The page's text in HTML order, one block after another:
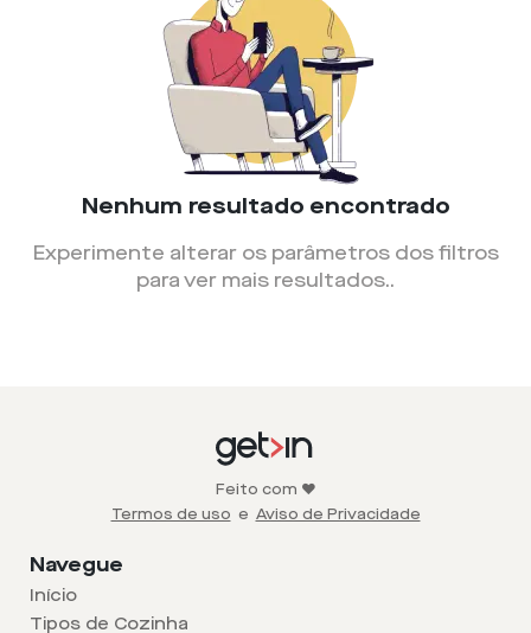
Nenhum resultado encontrado
Experimente alterar os parâmetros dos filtros
para ver mais resultados..
Feito com ❤️
Termos de uso e Aviso de Privacidade
Navegue
Início
Tipos de Cozinha